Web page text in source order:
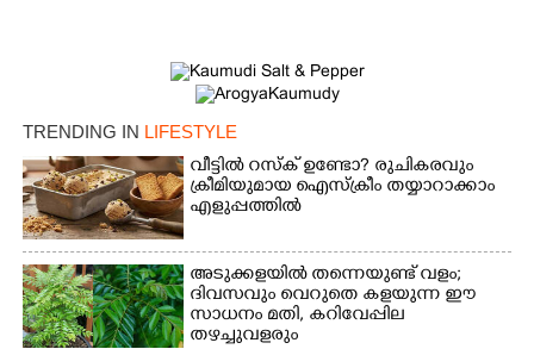
TRENDING IN LIFESTYLE
വീട്ടിൽ റസ്ക് ഉണ്ടോ? രുചികരവും
ക്രീമിയുമായ ഐസ്ക്രീം തയ്യാറാക്കാം
എളുപ്പത്തിൽ
അടുക്കളയിൽ തന്നെയുണ്ട് വളം;
ദിവസവും വെറുതെ കളയുന്ന ഈ
സാധനം മതി, കറിവേപ്പില
തഴച്ചുവളരും
Share this link